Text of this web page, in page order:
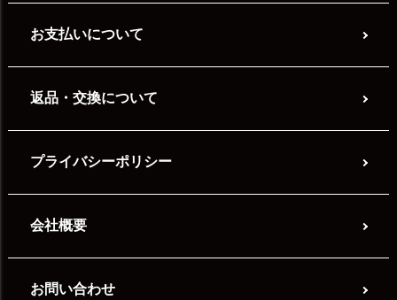
お支払いについて
返品・交換について
プライバシーポリシー
会社概要
お問い合わせ